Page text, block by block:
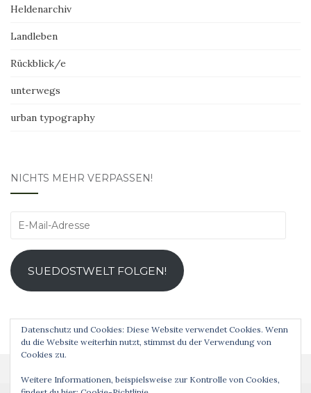
Heldenarchiv
Landleben
Rückblick/e
unterwegs
urban typography
NICHTS MEHR VERPASSEN!
E-
Adresse
SUEDOSTWELT FOLGEN!
Datenschutz und Cookies: Diese Website verwendet Cookies. Wenn
du die Website weiterhin nutzt, stimmst du der Verwendung von
Cookies zu.
Weitere Informationen, beispielsweise zur Kontrolle von Cookies,